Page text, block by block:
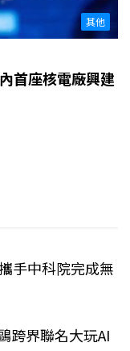
其他
首座核電廠興建
手中科院完成無
跨界聯名大玩AI